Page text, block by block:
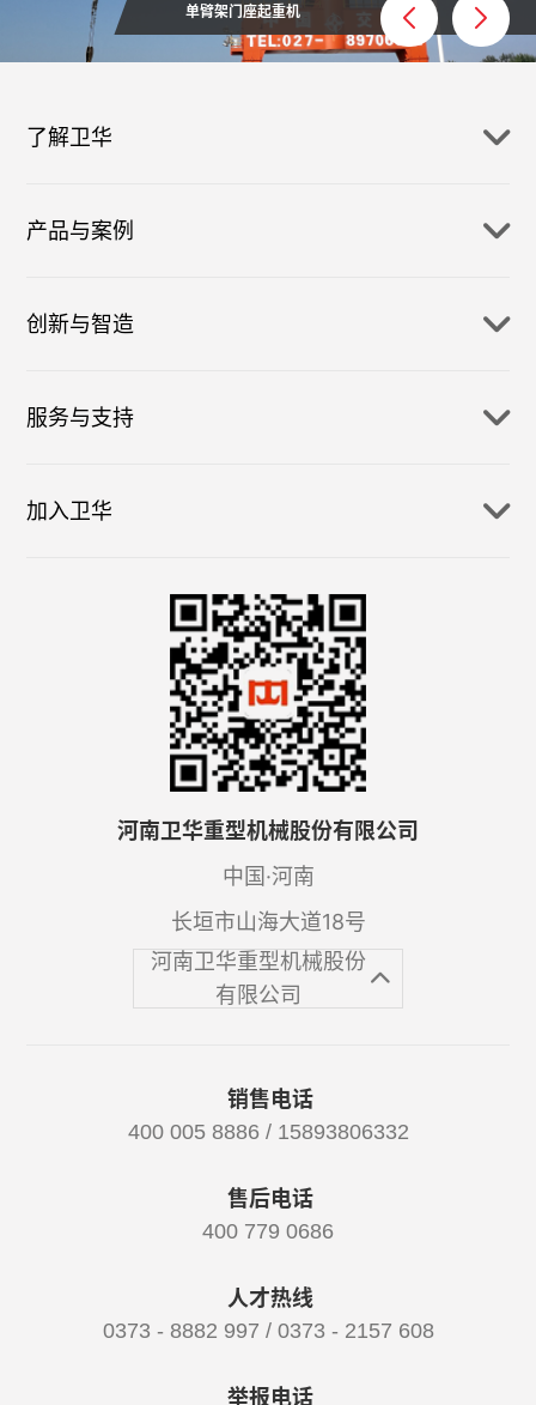
单臂架门座起重机
了解卫华
产品与案例
创新与智造
服务与支持
加入卫华
河南卫华重型机械股份有限公司
中国·河南
长垣市山海大道18号
河南卫华重型机械股份
有限公司
销售电话
400 005 8886 / 15893806332
售后电话
400 779 0686
人才热线
0373 - 8882 997 / 0373 - 2157 608
举报电话